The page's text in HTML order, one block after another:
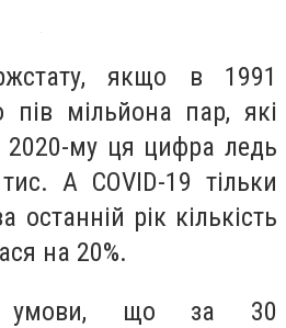
якщо в 1991
мільйона пар, які
2020-му ця цифра ледь
А COVID-19 тільки
останній рік кількість
на 20%.
умови, що за 30